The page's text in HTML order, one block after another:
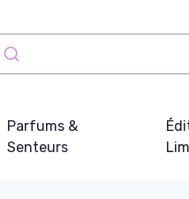
Parfums &
Senteurs